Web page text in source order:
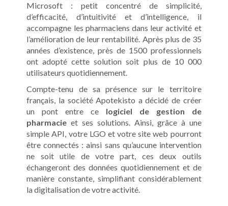
Microsoft : petit concentré de simplicité,
d’efficacité, d’intuitivité et d’intelligence, il
accompagne les pharmaciens dans leur activité et
l’amélioration de leur rentabilité. Après plus de 35
années d’existence, près de 1500 professionnels
ont adopté cette solution soit plus de 10 000
utilisateurs quotidiennement.
Compte-tenu de sa présence sur le territoire
français, la société Apotekisto a décidé de créer
un pont entre ce logiciel de gestion de
pharmacieet ses solutions. Ainsi, grâce à une
simple API, votre LGO et votre site web pourront
être connectés : ainsi sans qu’aucune intervention
ne soit utile de votre part, ces deux outils
échangeront des données quotidiennement et de
manière constante, simplifiant considérablement
la digitalisation de votre activité.